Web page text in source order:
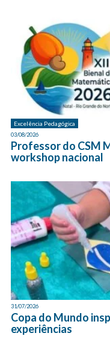
Excelência Pedagógica
03/08/2026
Professor do CSM
workshop nacional
31/07/2026
Copa do Mundo
experiências